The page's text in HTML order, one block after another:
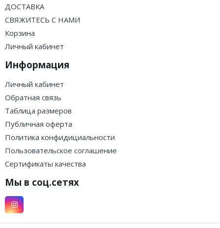
ДОСТАВКА
СВЯЖИТЕСЬ С НАМИ
Корзина
Личный кабинет
Информация
Личный кабинет
Обратная связь
Таблица размеров
Публичная оферта
Политика конфидициальности
Пользовательское соглашение
Сертификаты качества
Мы в соц.сетях